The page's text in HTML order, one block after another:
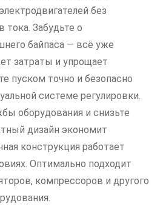
без
тока. Забудьте о
байпаса — всё уже
затраты и упрощает
пуском точно и безопасно
системе регулировки.
оборудования и снизьте
дизайн экономит
конструкция работает
Оптимально подходит
компрессоров и другого